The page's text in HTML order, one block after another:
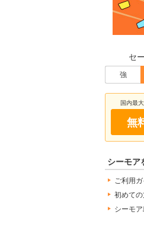
セ
強
国内最
無
シーモア
ご利用
初めて
シーモア